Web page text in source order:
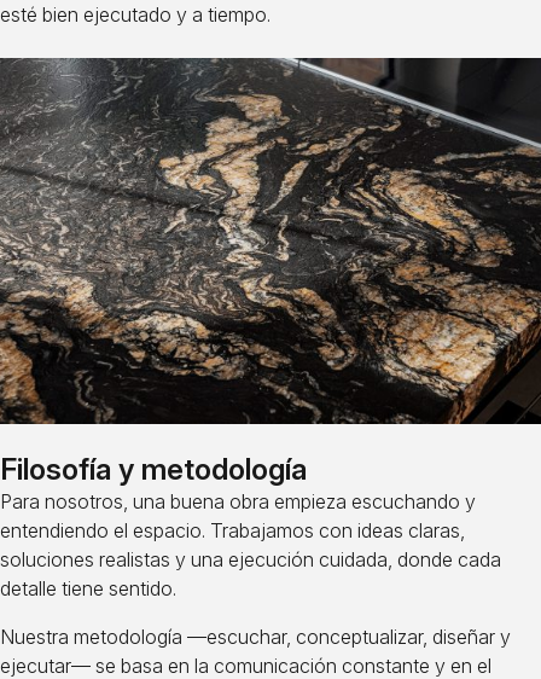
esté bien ejecutado y a tiempo.
Filosofía y metodología
Para nosotros, una buena obra empieza escuchando y
entendiendo el espacio. Trabajamos con ideas claras,
soluciones realistas y una ejecución cuidada, donde cada
detalle tiene sentido.
Nuestra metodología —escuchar, conceptualizar, diseñar y
ejecutar— se basa en la comunicación constante y en el